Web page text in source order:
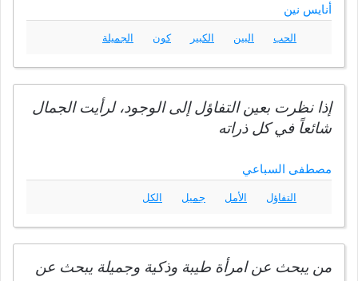
أنايس نين
الحب البين الكبير كون الجميلة
إذا نظرت بعين التفاؤل إلى الوجود، لرأيت الجمال
شائعاً في كل ذراته
مصطفى السباعي
التفاؤل الأمل جميل الكل
من يبحث عن امرأة طيبة وذكية وجميلة يبحث عن